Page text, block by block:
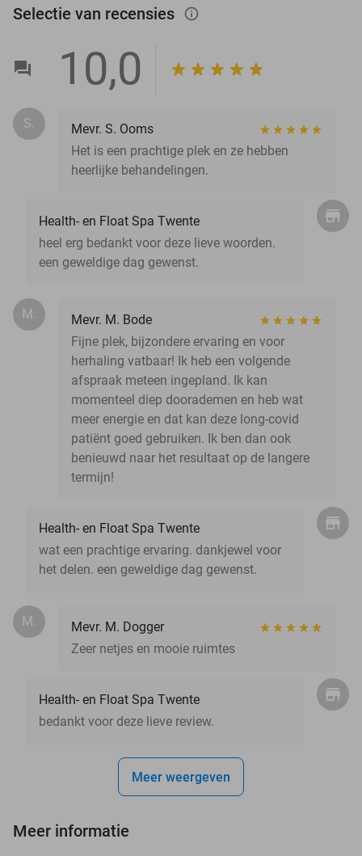
Selectie van recensies info_outlined
10,0
S.
Mevr. S. Ooms
Het is een prachtige plek en ze hebben
heerlijke behandelingen.
Health- en Float Spa Twente
heel erg bedankt voor deze lieve woorden.
een geweldige dag gewenst.
M.
Mevr. M. Bode
Fijne plek, bijzondere ervaring en voor
herhaling vatbaar! Ik heb een volgende
afspraak meteen ingepland. Ik kan
momenteel diep doorademen en heb wat
meer energie en dat kan deze long-covid
patiënt goed gebruiken. Ik ben dan ook
benieuwd naar het resultaat op de langere
termijn!
Health- en Float Spa Twente
wat een prachtige ervaring. dankjewel voor
het delen. een geweldige dag gewenst.
M.
Mevr. M. Dogger
Zeer netjes en mooie ruimtes
Health- en Float Spa Twente
bedankt voor deze lieve review.
Meer weergeven
Meer informatie